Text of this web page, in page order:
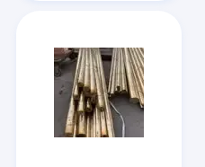
Produits
Au sujet de nous
Visite d'usine